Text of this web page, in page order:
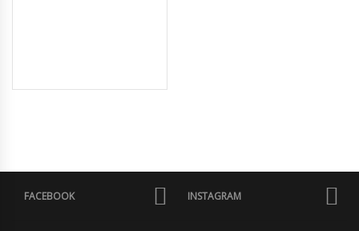
FACEBOOK INSTAGRAM